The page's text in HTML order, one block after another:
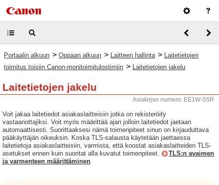
Portaalin alkuun > Oppaan alkuun > Laitteen hallinta > Laitetietojen
toimitus toisiin Canon-monitoimitulostimiin > Laitetietojen jakelu
Laitetietojen jakelu
Asiakirjan numero: EE1W-0SR
Voit jakaa laitetiedot asiakaslaitteisiin jotka on rekisteröity
vastaanottajiksi. Voit myös määrittää ajan jolloin laitetiedot jaetaan
automaattisesti. Suorittaaksesi nämä toimenpiteet sinun on kirjauduttava
pääkäyttäjän oikeuksin. Koska TLS-salausta käytetään jaettaessa
laitetietoja asiakaslaitteisiin, varmista, että koostat asiakaslaitteiden TLS-
asetukset ennen kuin suoritat alla kuvatut toimenpiteet.
TLS:n avaimen
ja varmenteen määrittäminen